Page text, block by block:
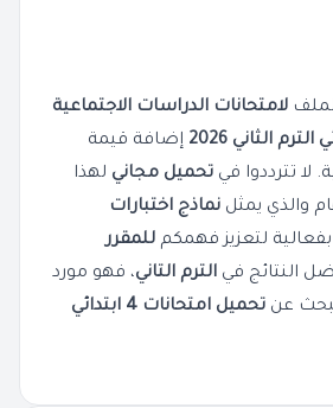
لامتحانات الدراسات الاجتماعية
الثاني 2026
إضافة قيمة
لا تترددوا في تحميل مجاني لهذا
والذي يمثل نماذج اختبارات
لتعزيز فهمكم للمقرر
النتائج في الترم التاني، فهو مورد
عن
تحميل امتحانات 4 ابتدائي